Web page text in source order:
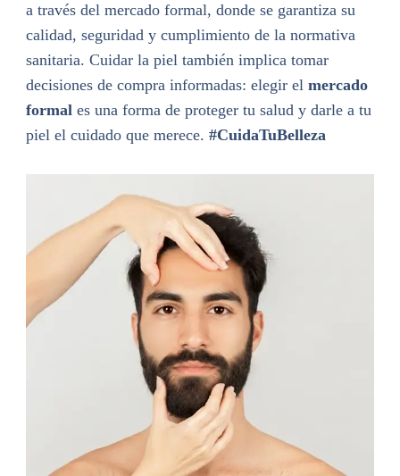
a través del mercado formal, donde se garantiza su
calidad, seguridad y cumplimiento de la normativa
sanitaria. Cuidar la piel también implica tomar
decisiones de compra informadas: elegir el mercado
formal es una forma de proteger tu salud y darle a tu
piel el cuidado que merece. #CuidaTuBelleza